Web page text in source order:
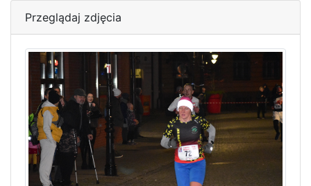
Przeglądaj zdjęcia